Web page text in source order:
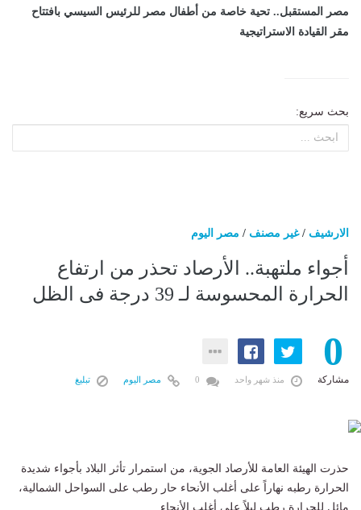
مصر المستقبل.. تحية خاصة من أطفال مصر للرئيس السيسي بافتتاح
مقر القيادة الاستراتيجية
بحث سريع:
الارشيف /غير مصنف / مصر اليوم
أجواء ملتهبة.. الأرصاد تحذر من ارتفاع
الحرارة المحسوسة لـ 39 درجة فى الظل
0
مشاركة منذ شهر واحد مصر اليوم تبليغ
حذرت الهيئة العامة للأرصاد الجوية، من استمرار تأثر البلاد بأجواء شديدة
الحرارة رطبه نهاراً على أغلب الأنحاء حار رطب على السواحل الشمالية،
مائل للحرارة رطب ليلاً على أغلب الأنحاء.